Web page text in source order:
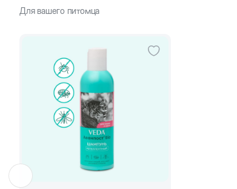
Для вашего питомца